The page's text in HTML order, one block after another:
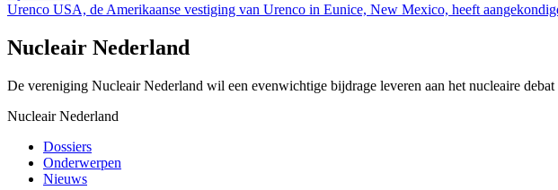
Urenco USA, de Amerikaanse vestiging van Urenco in Eunice, New Mexico, heeft
Nucleair Nederland
De vereniging Nucleair Nederland wil een evenwichtige bijdrage leveren aan het nucleaire
Nucleair Nederland
Dossiers
Onderwerpen
Nieuws